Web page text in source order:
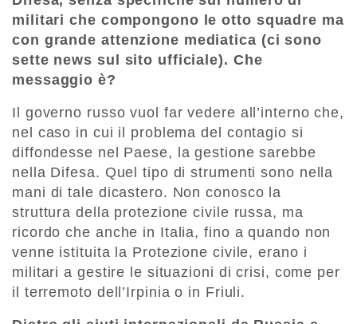
militari che compongono le otto squadre ma
con grande attenzione mediatica (ci sono
sette news sul sito ufficiale). Che
messaggio è?
Il governo russo vuol far vedere all’interno che,
nel caso in cui il problema del contagio si
diffondesse nel Paese, la gestione sarebbe
nella Difesa. Quel tipo di strumenti sono nella
mani di tale dicastero. Non conosco la
struttura della protezione civile russa, ma
ricordo che anche in Italia, fino a quando non
venne istituita la Protezione civile, erano i
militari a gestire le situazioni di crisi, come per
il terremoto dell’Irpinia o in Friuli.